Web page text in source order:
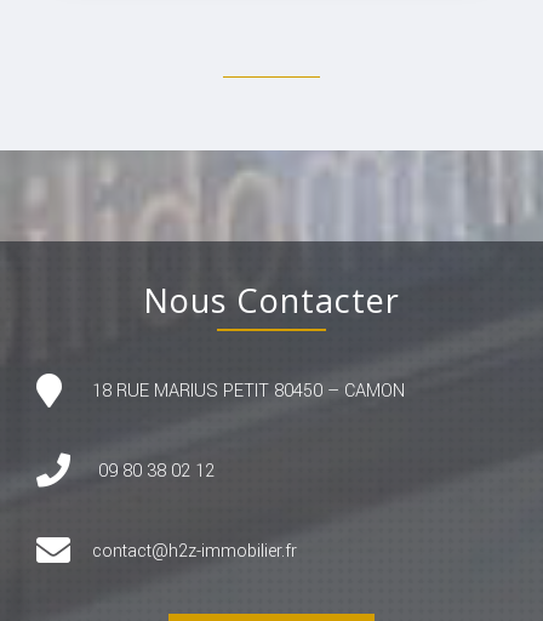
Nous Contacter
18 RUE MARIUS PETIT 80450 – CAMON
09 80 38 02 12
contact@h2z-immobilier.fr